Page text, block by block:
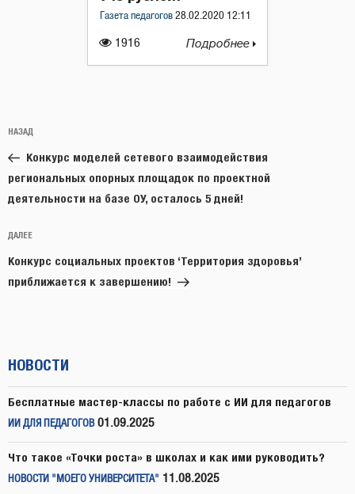
1916
Газета педагогов 28.02.2020 12:11
Подробнее
по
записям
Предыдущая
запись:
НАЗАД
Конкурс моделей сетевого взаимодействия
региональных опорных площадок по проектной
деятельности на базе ОУ, осталось 5 дней!
Следующая
запись
ДАЛЕЕ
Конкурс социальных проектов ‘Территория здоровья’
приближается к завершению!
НОВОСТИ
Бесплатные мастер-классы по работе с ИИ для педагогов
ИИ ДЛЯ ПЕДАГОГОВ 01.09.2025
Что такое «Точки роста» в школах и как ими руководить?
НОВОСТИ "МОЕГО УНИВЕРСИТЕТА" 11.08.2025